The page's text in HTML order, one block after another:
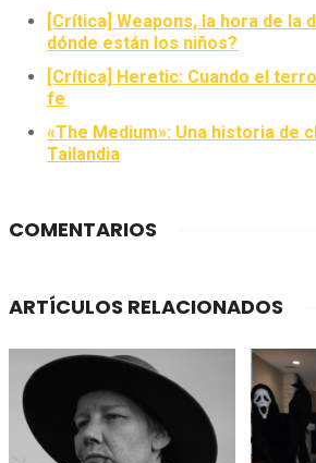
[Crítica] Weapons, la hora de la
dónde están los niños?
[Crítica] Heretic: Cuando el
fe
«The Medium»: Una historia de
Tailandia
COMENTARIOS
ARTÍCULOS RELACIONADOS